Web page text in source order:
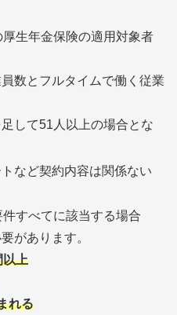
生年金保険の適用対象者
数とフルタイムで働く従業
して51人以上の場合とな
など契約内容は関係ない
すべてに該当する場合
があります。
以上
れる